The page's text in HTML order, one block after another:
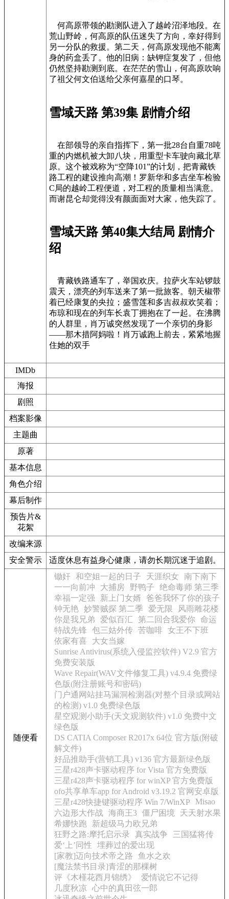
何高原带领的勘测队进入了越岭沼泽地段。在
荒山野岭，何高原的队伍迷失了方向，幸好得到
另一分队的救援。第二天，何高原发现他不能离
身的药盒丢了。他的旧病：缺钾症复发了，但他
仍然坚持勘测到底。在茫茫的雪山，何高原吹响
了祖父何文伯送给父亲何嘉星的口琴。
雪域天路 第39集 剧情介绍
在部领导的亲自指挥下，第一批28台自重78吨
重的内燃机被大卸八块，用重型卡车驶向藏北草
原。这个被戏称为“空降101”的计划，把青藏铁
路工程的建设推向高潮！罗新华和多吉坐车检验
C局的越岭工程便道，对工程的质量相当满意。
而谢昆仑却觉得没有颜面面对大家，他失踪了。
雪域天路 第40集大结局 剧情介
绍
青藏铁路通车了，举国欢庆。拉萨火车站锣鼓
震天，漂亮的列车送来了第一批旅客。朝天椒带
着已经康复的央拉；盛雪莲和多吉叔叔欢笑着；
布琼和现在的列车长袁丁拥抱在了一起。在沸腾
的人群里，肖万诚突然发现了一个亲切的身影
——那木措阿妈啦！肖万诚跑上前去，紧紧地握
住她的双手
IMDb
海报
剧照
档案影像
主题曲
原著
基本信息
角色介绍
幕后制作
预告片&
花絮
改编来源
安全警示
适度休息有益身心健康，请勿长期沉迷于追剧。
随便看
锄奸 和空姐一起的日子 天涯织女 南下南下
一一向前冲
大捕房 野鸭子
绝命毒师 第三季
幸福一定强
新上门女婿
爸爸我怀了你的孩子
钟无艳 妙警贼探 第二季 爱无限
风雨雕花楼
你是我兄弟
爱似百汇 第二回合我爱你 命运
特战先锋
包三姑外传 苦咖啡 女王不下班
依家有喜
大女当嫁
Sunrise Antivirus(系统入侵监控软件) V2.9 官方
免费安装版
Wave Repair(WAV文件修复工具) v4.9.4 免费绿
色版(附注册账号和密码)
门户通网站挂马漏洞检测器(对整个目录或网站
的检测) v1.0 免费绿色版
星空观测小助手(天文观测软件) v1.0 免费中文
绿色版
DS CATIA Composer R2017x 64位 官方版(附破
解文件)
好品推助手(营销工具) v136 官方最新绿色版
三星r428声卡驱动程序 for Vista 官方免费版
三星r428声卡驱动程序 for winXP 官方免费版
ofo共享单车app for Android v3.19.2 官网安卓版
三星r428快捷键驱动程序 Win 7/WinXP
Misao
六边形大作战 海商王3 僵尸困境
天天射水果
希娜快跑
新超级马力欧兄弟
狂野之路:摩托启示录
真实战争
三国猛将传
爱‘上’同性
埋葬过的爱出现
[家教]迈向技术帝之路
鱼水之欢
[魔法禁书目录]青涩的那棵树
评《木槿花西月锦绣》
爱情说它不记得
几度秋凉 心中的真田弦一郎